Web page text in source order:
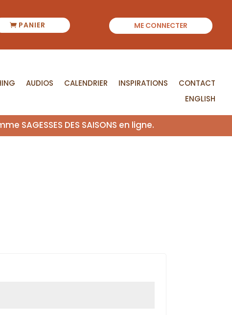
PANIER ME CONNECTER
AUDIOS CALENDRIER INSPIRATIONS
CONTACT
ENGLISH
DES SAISONS en ligne.